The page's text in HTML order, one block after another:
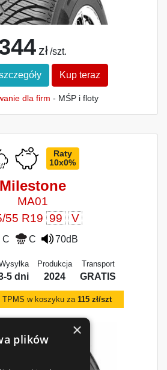
zł /szt.
Kup teraz
dla firm - MŚP i floty
Raty
10x0%
Milestone
MA01
55 R19 99 V
C C 70dB
5 dni
Produkcja
2024
Transport
GRATIS
TPMS w koszyku za115 zł/szt
×
plików